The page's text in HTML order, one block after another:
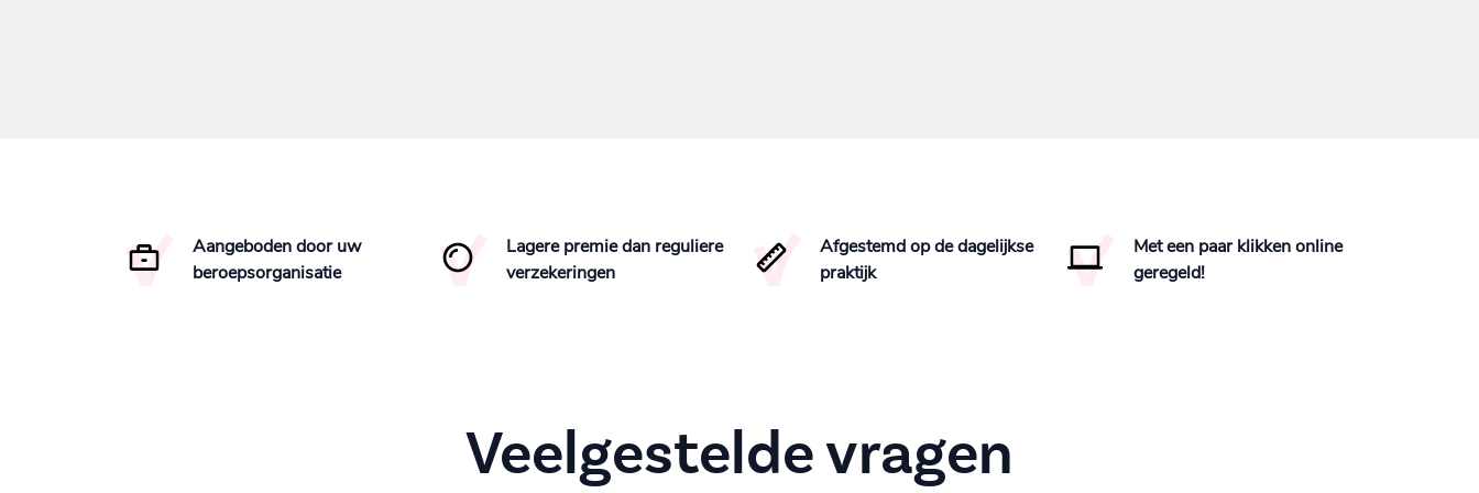
Aangeboden door uw
beroepsorganisatie
Lagere premie dan reguliere
verzekeringen
Afgestemd op de dagelijkse
praktijk
Met een paar klikken online
geregeld!
Veelgestelde vragen